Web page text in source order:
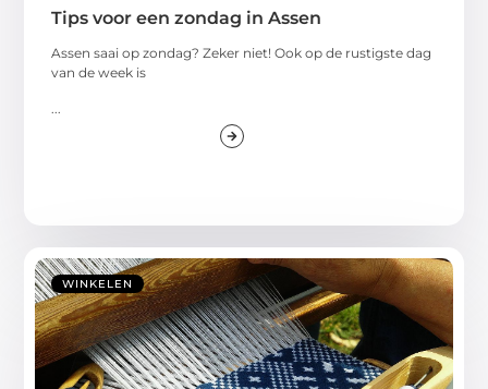
Tips voor een zondag in Assen
Assen saai op zondag? Zeker niet! Ook op de rustigste dag
van de week is
WINKELEN